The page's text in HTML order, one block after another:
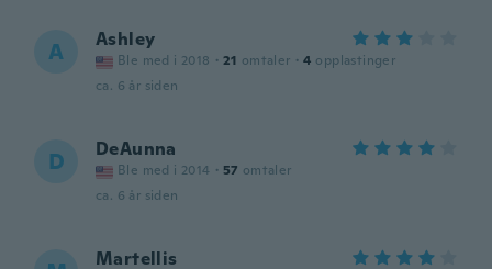
A Ashley
Ble med i 2018 · 21 omtaler · 4 opplastinger
ca. 6 år siden
D DeAunna
Ble med i 2014 · 57 omtaler
ca. 6 år siden
Martellis